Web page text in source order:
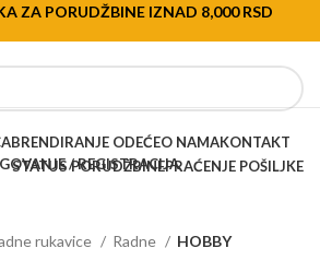
ZA PORUDŽBINE IZNAD 8,000 RSD
/ REGISTRACIJA
BRENDIRANJE ODEĆEO NAMAKONTAKT
STATUS PORUDŽBINEPRAĆENJE POŠILJKE
rukavice Radne
HOBBY